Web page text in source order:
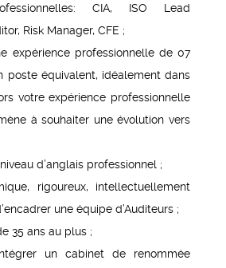
CIA, ISO Lead
Risk Manager, CFE ;
expérience professionnelle de 07
poste équivalent, idéalement dans
votre expérience professionnelle
à souhaiter une évolution vers
d’anglais professionnel ;
rigoureux, intellectuellement
une équipe d’Auditeurs ;
35 ans au plus ;
un cabinet de renommée